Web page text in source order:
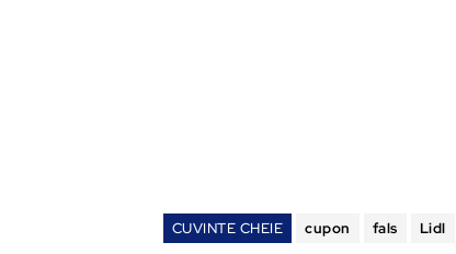
CUVINTE CHEIE cupon fals Lidl